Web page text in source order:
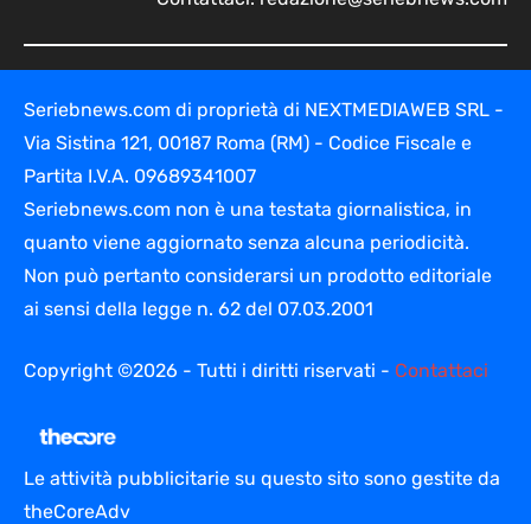
Seriebnews.com di proprietà di NEXTMEDIAWEB SRL -
Via Sistina 121, 00187 Roma (RM) - Codice Fiscale e
Partita I.V.A. 09689341007
Seriebnews.com non è una testata giornalistica, in
quanto viene aggiornato senza alcuna periodicità.
Non può pertanto considerarsi un prodotto editoriale
ai sensi della legge n. 62 del 07.03.2001
Copyright ©2026 - Tutti i diritti riservati - Contattaci
Le attività pubblicitarie su questo sito sono gestite da
theCoreAdv